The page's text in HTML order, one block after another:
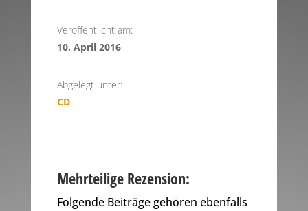
Veröffentlicht am:
10. April 2016
Abgelegt unter:
CD
Mehrteilige Rezension:
Folgende Beiträge gehören ebenfalls